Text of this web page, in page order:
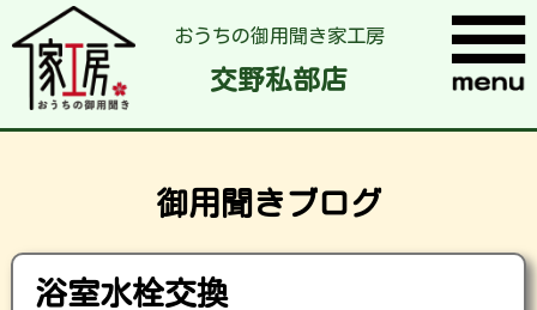
おうちの御用聞き家工房
交野私部店
御用聞きブログ
浴室水栓交換